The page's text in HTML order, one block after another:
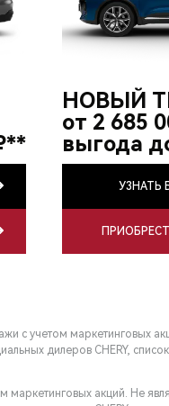
НОВЫЙ
от 2 685
выгода
УЗНАТЬ
с учетом маркетинговых
дилеров CHERY,
маркетинговых акций. Не